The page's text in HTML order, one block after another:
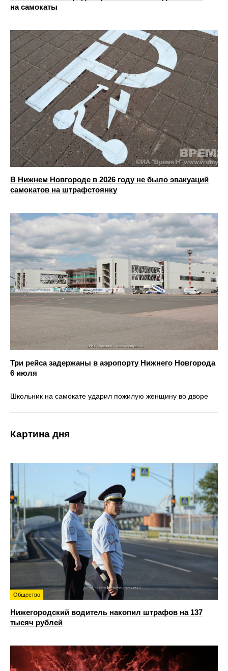
на самокаты
В Нижнем Новгороде в 2026 году не было эвакуаций
самокатов на штрафстоянку
Три рейса задержаны в аэропорту Нижнего Новгорода
6 июля
Школьник на самокате ударил пожилую женщину во дворе
Картина дня
Общество
Нижегородский водитель накопил штрафов на 137
тысяч рублей